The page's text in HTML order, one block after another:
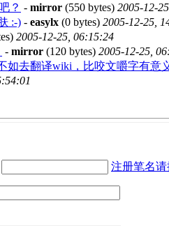
？ - mirror (550 bytes) 2005-12-
:-) - easylx (0 bytes) 2005-12-25,
2005-12-25, 06:15:24
- mirror (120 bytes) 2005-12-25,
如去翻译wiki，比咬文嚼字有意
注册笔名请